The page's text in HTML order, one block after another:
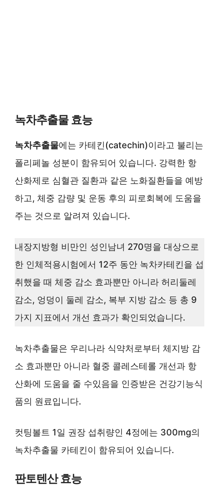
녹차추출물 효능
녹차추출물에는 카테킨(catechin)이라고 불리는
폴리페놀 성분이 함유되어 있습니다. 강력한 항
산화제로 심혈관 질환과 같은 노화질환들을 예방
하고, 체중 감량 및 운동 후의 피로회복에 도움을
주는 것으로 알려져 있습니다.
내장지방형 비만인 성인남녀 270명을 대상으로
한 인체적용시험에서 12주 동안 녹차카테킨을 섭
취했을 때 체중 감소 효과뿐만 아니라 허리둘레
감소, 엉덩이 둘레 감소, 복부 지방 감소 등 총 9
가지 지표에서 개선 효과가 확인되었습니다.
녹차추출물은 우리나라 식약처로부터 체지방 감
소 효과뿐만 아니라 혈중 콜레스테롤 개선과 항
산화에 도움을 줄 수있음을 인증받은 건강기능식
품의 원료입니다.
컷팅볼트 1일 권장 섭취량인 4정에는 300mg의
녹차추출물 카테킨이 함유되어 있습니다.
판토텐산 효능